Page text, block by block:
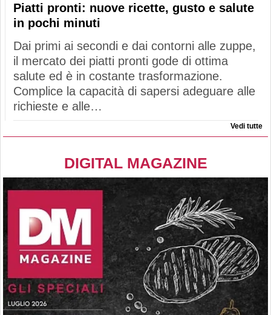
Piatti pronti: nuove ricette, gusto e salute
in pochi minuti
Dai primi ai secondi e dai contorni alle zuppe,
il mercato dei piatti pronti gode di ottima
salute ed è in costante trasformazione.
Complice la capacità di sapersi adeguare alle
richieste e alle…
Vedi tutte
DIGITAL MAGAZINE